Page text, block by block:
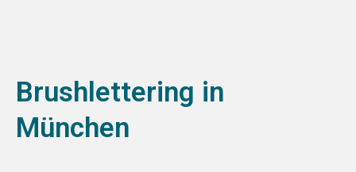
Brushlettering in
München